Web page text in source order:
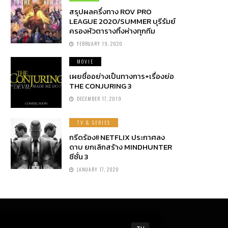
สรุปผลครึ่งทาง ROV PRO
LEAGUE 2020/SUMMER บุรีรัมย์
ครองหัวตารางทิ้งห่างทุกทีม
FEBRUARY 19, 2020
MOVIE
เผยชื่ออย่างเป็นทางการ+เรื่องย่อ
THE CONJURING 3
DECEMBER 17, 2019
TV & SERIES
กรีดร้อง!! NETFLIX ประกาศลง
ดาบ ยกเลิกสร้าง MINDHUNTER
ซีซั่น 3
JANUARY 17, 2020